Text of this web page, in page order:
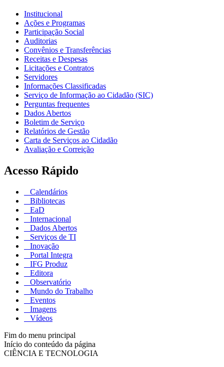
Institucional
Ações e Programas
Participação Social
Auditorias
Convênios e Transferências
Receitas e Despesas
Licitações e Contratos
Servidores
Informações Classificadas
Serviço de Informação ao Cidadão (SIC)
Perguntas frequentes
Dados Abertos
Boletim de Serviço
Relatórios de Gestão
Carta de Serviços ao Cidadão
Avaliação e Correição
Acesso Rápido
Calendários
Bibliotecas
EaD
Internacional
Dados Abertos
Serviços de TI
Inovação
Portal Integra
IFG Produz
Editora
Observatório
Mundo do Trabalho
Eventos
Imagens
Vídeos
Fim do menu principal
Início do conteúdo da página
CIÊNCIA E TECNOLOGIA